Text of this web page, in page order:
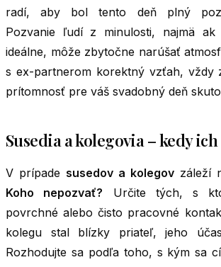
radí, aby bol tento deň plný
Pozvanie ľudí z minulosti, najmä ak
ideálne, môže zbytočne narúšať
s ex-partnerom korektný vzťah, vždy
prítomnosť pre váš svadobný deň
Susedia a kolegovia – kedy
V prípade susedov a kolegov záleží
Koho nepozvať? Určite tých, s
povrchné alebo čisto pracovné
kolegu stal blízky priateľ, jeho
Rozhodujte sa podľa toho, s kým sa